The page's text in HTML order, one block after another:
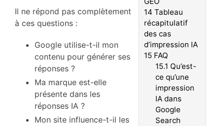
14 Tableau
récapitulatif
des cas
d’impression IA
15 FAQ
15.1 Qu’est-
ce qu’une
impression
IA dans
Google
Search
Il ne répond pas complètement
à ces questions :
Google utilise-t-il mon
contenu pour générer ses
réponses ?
Ma marque est-elle
présente dans les
réponses IA ?
Mon site influence-t-il les